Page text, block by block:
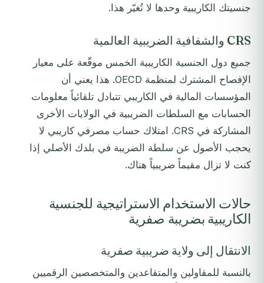
جنسيتك الكاريبية وحدها لا تُغيّر هذا.
CRS والشفافية الضريبية العالمية
جميع دول الجنسية الكاريبية الخمس موقّعة على معيار
الإفصاح المشترك لمنظمة OECD. هذا يعني أن
المؤسسات المالية في الكاريبي تتبادل تلقائياً معلومات
الحسابات مع السلطات الضريبية في الولايات الأخرى
المشاركة في CRS. امتلاك حساب مصرفي كاريبي لا
يحجب الأصول عن سلطة الضريبة في بلدك الأصلي إذا
كنت لا تزال مقيماً ضريبياً هناك.
حالات الاستخدام الاستراتيجية للجنسية
الكاريبية بضريبة صفرية
الانتقال إلى ولاية ضريبية صفرية
بالنسبة للمقاولين والمتقاعدين والمتخصصين الرقميين